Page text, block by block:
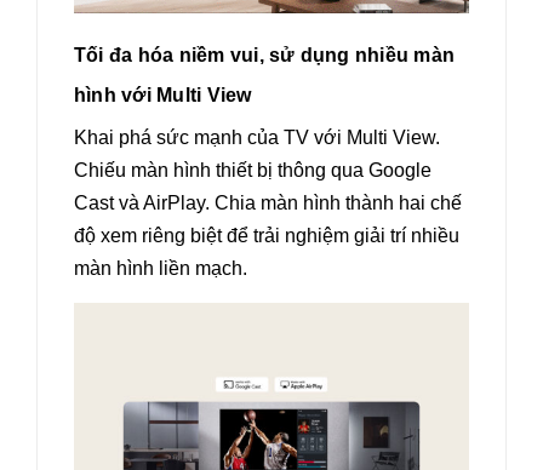
Tối đa hóa niềm vui, sử dụng nhiều màn
hình với Multi View
Khai phá sức mạnh của TV với Multi View.
Chiếu màn hình thiết bị thông qua Google
Cast và AirPlay. Chia màn hình thành hai chế
độ xem riêng biệt để trải nghiệm giải trí nhiều
màn hình liền mạch.